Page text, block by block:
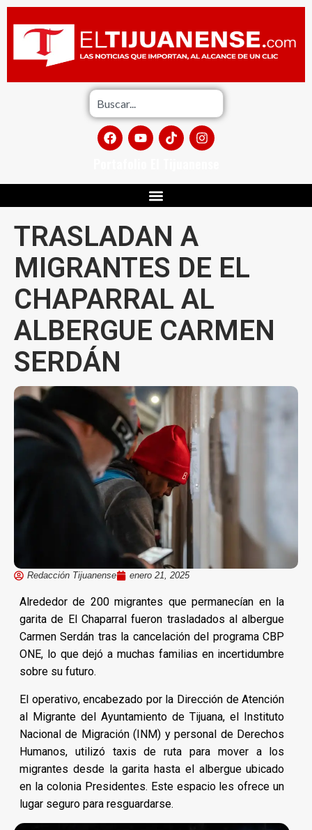
TRASLADAN A
MIGRANTES DE EL
CHAPARRAL AL
ALBERGUE CARMEN
SERDÁN
Redacción Tijuanense enero 21, 2025
Alrededor de 200 migrantes que permanecían en la
garita de El Chaparral fueron trasladados al albergue
Carmen Serdán tras la cancelación del programa CBP
ONE, lo que dejó a muchas familias en incertidumbre
sobre su futuro.
El operativo, encabezado por la Dirección de Atención
al Migrante del Ayuntamiento de Tijuana, el Instituto
Nacional de Migración (INM) y personal de Derechos
Humanos, utilizó taxis de ruta para mover a los
migrantes desde la garita hasta el albergue ubicado
en la colonia Presidentes. Este espacio les ofrece un
lugar seguro para resguardarse.